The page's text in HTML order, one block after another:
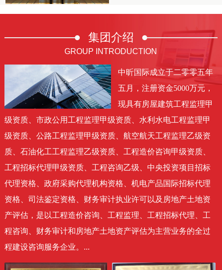
集团介绍
GROUP INTRODUCTION
中昕国际成立于二零零五年
五月，注册资金5000万元，
现具有房屋建筑工程监理甲
级资质、市政公用工程监理甲级资质、水利水电工程监理甲
级资质、公路工程监理甲级资质、航空航天工程监理乙级资
质、石油化工工程监理乙级资质、工程造价咨询甲级资质、
工程招标代理甲级资质、工程咨询乙级、中央投资项目招标
代理资格、政府采购代理机构资格、机电产品国际招标代理
资格、司法鉴定资格、财务审计执业许可以及房地产土地资
产评估，是以工程造价咨询、工程监理、工程招标代理、工
程咨询、财务审计和房地产土地资产评估为主营业务的全过
程建设咨询服务企业。...